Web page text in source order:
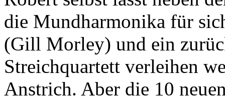
die Mundharmonika für
(Gill Morley) und ein
Streichquartett verleihen
Anstrich. Aber die 10